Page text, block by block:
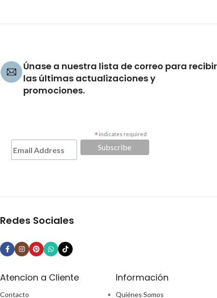
Únase a nuestra lista de correo para recibir
las últimas actualizaciones y
promociones.
* indicates required
Redes Sociales
Atencion a Cliente
Contacto
Información
Quiénes Somos